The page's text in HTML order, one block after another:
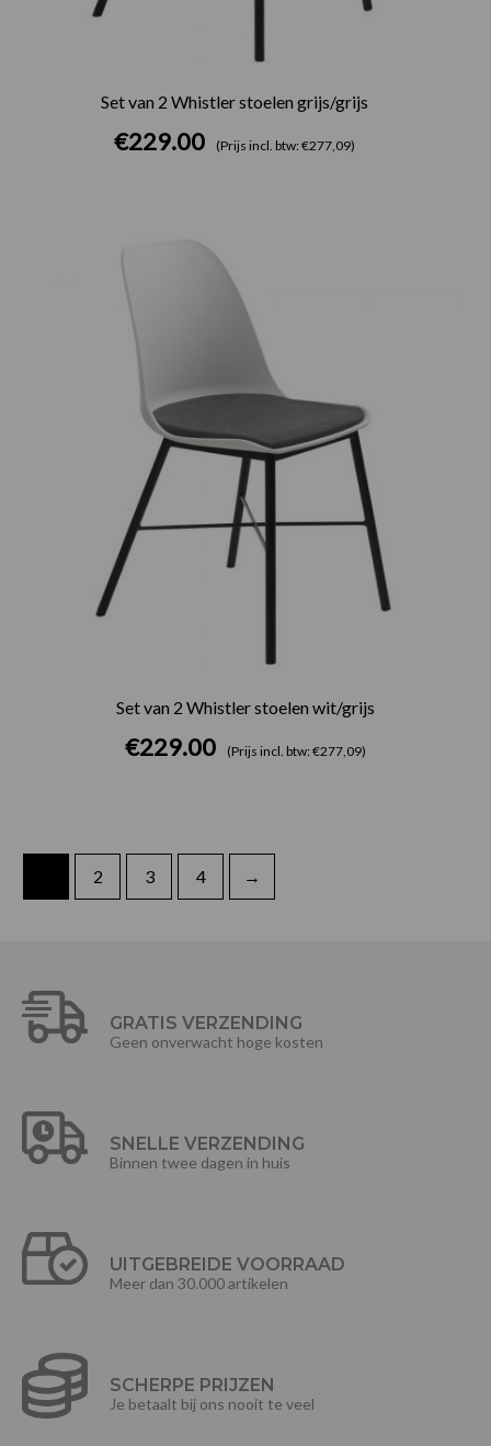
Set van 2 Whistler stoelen grijs/grijs
€229.00 (Prijs incl. btw: €277,09)
Set van 2 Whistler stoelen wit/grijs
€229.00 (Prijs incl. btw: €277,09)
2 3 4 →
GRATIS VERZENDING
Geen onverwacht hoge kosten
SNELLE VERZENDING
Binnen twee dagen in huis
UITGEBREIDE VOORRAAD
Meer dan 30.000 artikelen
SCHERPE PRIJZEN
Je betaalt bij ons nooit te veel